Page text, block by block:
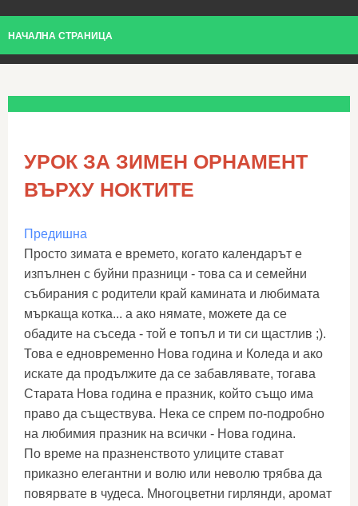
НАЧАЛНА СТРАНИЦА
УРОК ЗА ЗИМЕН ОРНАМЕНТ
ВЪРХУ НОКТИТЕ
Предишна
Просто зимата е времето, когато календарът е
изпълнен с буйни празници - това са и семейни
събирания с родители край камината и любимата
мъркаща котка... а ако нямате, можете да се
обадите на съседа - той е топъл и ти си щастлив ;).
Това е едновременно Нова година и Коледа и ако
искате да продължите да се забавлявате, тогава
Старата Нова година е празник, който също има
право да съществува. Нека се спрем по-подробно
на любимия празник на всички - Нова година.
По време на празненството улиците стават
приказно елегантни и волю или неволю трябва да
повярвате в чудеса. Многоцветни гирлянди, аромат